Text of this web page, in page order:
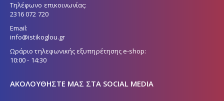
Τηλέφωνο επικοινωνίας:
2316 072 720
Email:
info@istikoglou.gr
Ωράριο τηλεφωνικής εξυπηρέτησης e-shop:
10:00 - 14:30
ΑΚΟΛΟΥΘΉΣΤΕ ΜΑΣ ΣΤΑ SOCIAL MEDIA